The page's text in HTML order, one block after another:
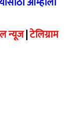
न्यूज|टेलिग्राम